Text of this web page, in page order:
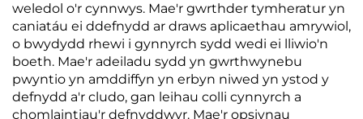
weledol o'r cynnwys. Mae'r gwrthder tymheratur yn
caniatáu ei ddefnydd ar draws aplicaethau amrywiol,
o bwydydd rhewi i gynnyrch sydd wedi ei lliwio'n
boeth. Mae'r adeiladu sydd yn gwrthwynebu
pwyntio yn amddiffyn yn erbyn niwed yn ystod y
defnydd a'r cludo, gan leihau colli cynnyrch a
chomlaintiau'r defnyddwyr. Mae'r opsiynau